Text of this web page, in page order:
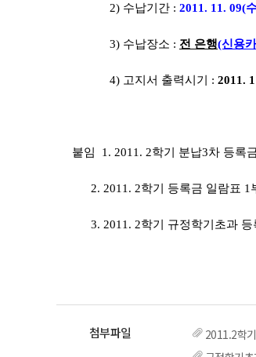
2) 수납기간 : 2011. 11. 09(
3) 수납장소 : 전 은행(신용
4) 고지서 출력시기 : 2011.
붙임 1. 2011. 2학기 분납3차 등록
2. 2011. 2학기 등록금 일람표 1
3. 2011. 2학기 규정학기초과 등
2011.2학